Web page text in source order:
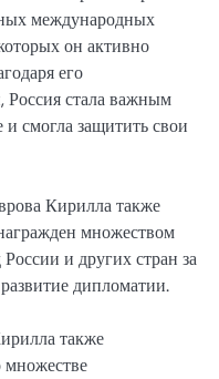
международных
он активно
его
Россия стала важным
смогла защитить свои
Кирилла также
множеством
и других стран за
дипломатии.
также
множестве